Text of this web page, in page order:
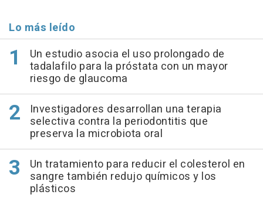
Lo más leído
Un estudio asocia el uso prolongado de
tadalafilo para la próstata con un mayor
riesgo de glaucoma
Investigadores desarrollan una terapia
selectiva contra la periodontitis que
preserva la microbiota oral
Un tratamiento para reducir el colesterol en
sangre también redujo químicos y los
plásticos